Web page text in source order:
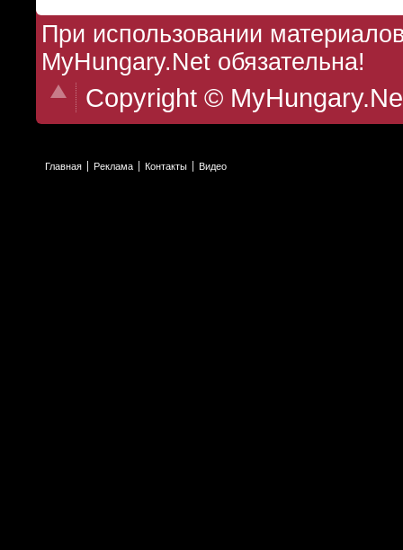
При использовании
MyHungary.Net обязательна!
Copyright ©
Главная Реклама Контакты Видео